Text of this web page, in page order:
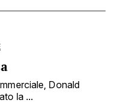
Donald
la ...